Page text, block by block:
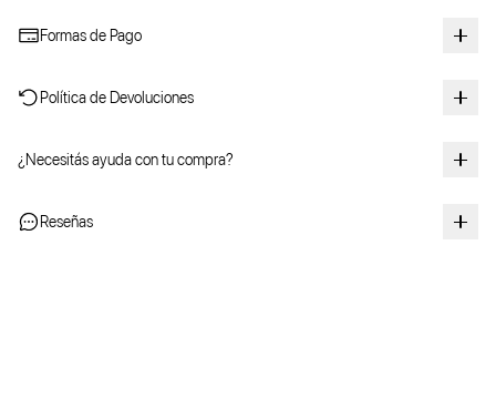
Formas de Pago
Política de Devoluciones
¿Necesitás ayuda con tu compra?
Reseñas